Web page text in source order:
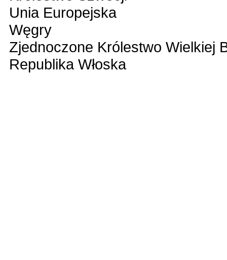
Unia Europejska
Węgry
Zjednoczone Królestwo Wielkiej
Republika Włoska